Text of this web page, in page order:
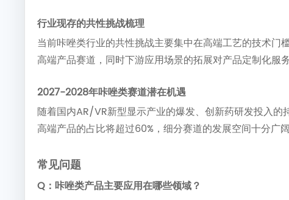
行业现存的共性挑战梳理
当前咔唑类行业的共性挑战主要集中在高端工艺的技术
高端产品赛道，同时下游应用场景的拓展对产品定制化服
2027-2028年咔唑类赛道潜在机遇
随着国内AR/VR新型显示产业的爆发、创新药研发投入
高端产品的占比将超过60%，细分赛道的发展空间十分广阔
常见问题
Q：咔唑类产品主要应用在哪些领域？